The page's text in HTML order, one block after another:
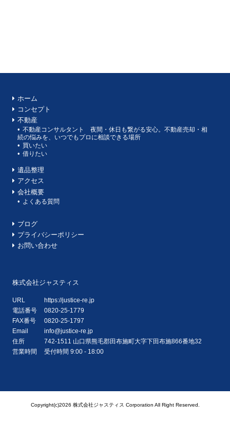
ホーム
コンセプト
不動産
不動産コンサルタント 夜間・休日も繋がる安心。不動産売却・相
続の悩みを、いつでもプロに相談できる場所
買いたい
借りたい
遺品整理
アクセス
会社概要
よくある質問
ブログ
プライバシーポリシー
お問い合わせ
株式会社ジャスティス
URL
https://justice-re.jp
電話番号
0820-25-1779
FAX番号
0820-25-1797
Email
info@justice-re.jp
住所
742-1511 山口県熊毛郡田布施町大字下田布施866番地32
営業時間
受付時間 9:00 - 18:00
Copyright(c)2026 株式会社ジャスティス Corporation All Right Reserved.